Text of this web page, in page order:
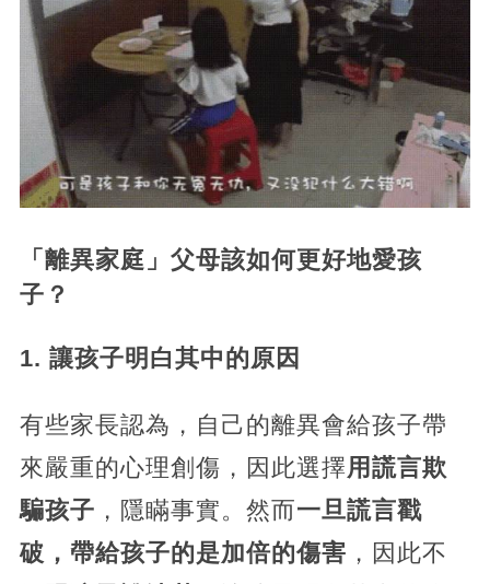
「離異家庭」父母該如何更好地愛孩
子？
1. 讓孩子明白其中的原因
有些家長認為，自己的離異會給孩子帶
來嚴重的心理創傷，因此選擇用謊言欺
騙孩子 ，隱瞞事實。然而一旦謊言戳
破，帶給孩子的是加倍的傷害 ，因此不